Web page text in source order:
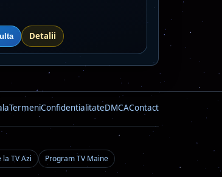
Detalii
TermeniConfidentialitateDMCAContact
TV Azi
Program TV Maine